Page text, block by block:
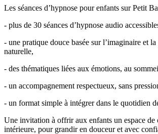
Les séances d’hypnose pour enfants sur Petit
- plus de 30 séances d’hypnose audio
- une pratique douce basée sur l’imaginaire et
naturelle,
- des thématiques liées aux émotions, au
- un accompagnement respectueux, sans
- un format simple à intégrer dans le quotidien
Une invitation à offrir aux enfants un espace de
intérieure, pour grandir en douceur et avec